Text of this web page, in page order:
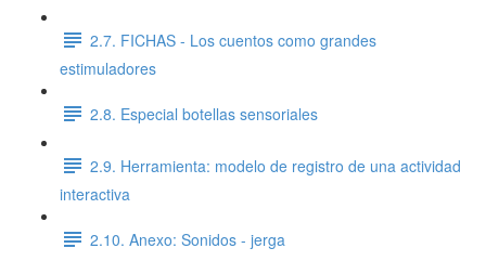
2.7. FICHAS - Los cuentos como grandes
estimuladores
2.8. Especial botellas sensoriales
2.9. Herramienta: modelo de registro de una actividad
interactiva
2.10. Anexo: Sonidos - jerga